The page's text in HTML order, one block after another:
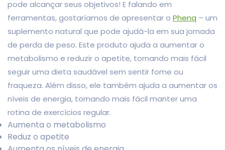
pode alcançar seus objetivos! E falando em
ferramentas, gostaríamos de apresentar o Phenq – um
suplemento natural que pode ajudá-la em sua jornada
de perda de peso. Este produto ajuda a aumentar o
metabolismo e reduzir o apetite, tornando mais fácil
seguir uma dieta saudável sem sentir fome ou
fraqueza. Além disso, ele também ajuda a aumentar os
níveis de energia, tornando mais fácil manter uma
rotina de exercícios regular.
Aumenta o metabolismo
Reduz o apetite